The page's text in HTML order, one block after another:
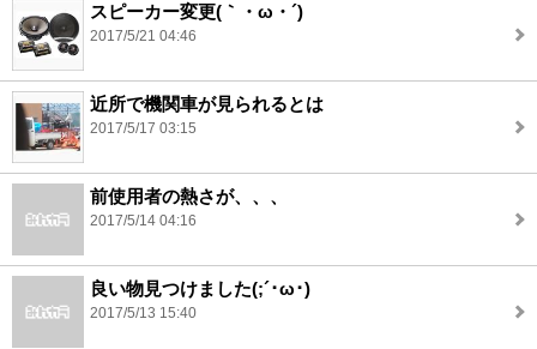
スピーカー変更(｀・ω・´)
2017/5/21 04:46
近所で機関車が見られるとは
2017/5/17 03:15
前使用者の熱さが、、、
2017/5/14 04:16
良い物見つけました(;´･ω･)
2017/5/13 15:40